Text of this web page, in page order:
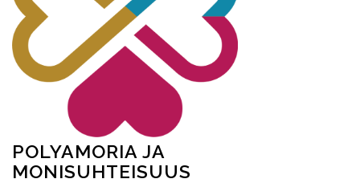
POLYAMORIA JA
MONISUHTEISUUS